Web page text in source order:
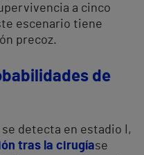
a cinco
escenario tiene
precoz.
de
detecta en estadio I,
tras la cirugíase